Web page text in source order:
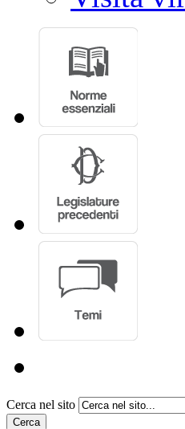
Cerca nel sito
Cerca